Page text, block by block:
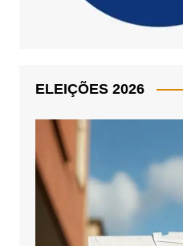
ELEIÇÕES 2026